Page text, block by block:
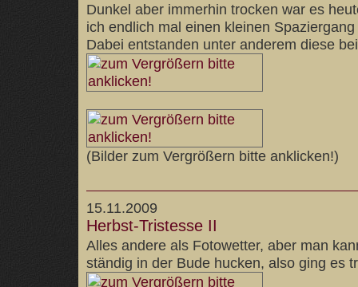
Dunkel aber immerhin trocken war es
ich endlich mal einen kleinen
Dabei entstanden unter anderem diese
(Bilder zum Vergrößern bitte anklicken!)
15.11.2009
Herbst-Tristesse II
Alles andere als Fotowetter, aber man
ständig in der Bude hucken, also ging es